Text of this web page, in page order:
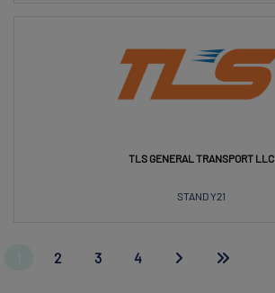
TLS GENERAL TRANSPORT LLC
STAND Y21
2 3 4